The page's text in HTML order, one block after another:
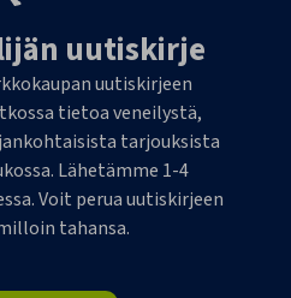
uutiskirje
uutiskirjeen
tietoa veneilystä,
tarjouksista
Lähetämme 1-4
Voit perua uutiskirjeen
tahansa.